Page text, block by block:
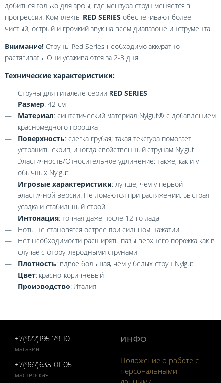
добиться только для арфы, где мензура струн меняется в
прогрессии. Комплекты RED SERIES обеспечивают более
чистый, острый и громкий звук на всем диапазоне инструмента.
Внимание! Струны Red Series необходимо аккуратно
растягивать. Они усаживаются за 2-3 дня.
Технические характеристики:
Струны для гиталеле серии RED SERIES
Размер: 42 см
Материал: синтетический материал Nylgut® с добавлением
красномедного порошка
Поверхность: слегка грубая; такая текстура помогает
устранить скрип, иногда свойственный струнам Nylgut
Эластичность/Относительное удлинение: также, как и у
обычных Nylgut
Игровые характеристики: лучше, чем у первой
эластичной версии. Не ломаются при растяжении. Быстрая
усадка и стабильный строй
Интонация: точная даже после 12-го лада
Ноты не становятся острее при сильном нажатии
Нет необходимости расширять пазы верхнего порожка как в
случае с фторуглеродными струнами
Плотность: вдвое большая, чем у белых струн Nylgut
Цвет: красно-коричневый
Производство: Италия
+7(922)195-79-10
магазин
+7(967)635-01-05
мастерская
ИНФО
Положение о работе с
персональными